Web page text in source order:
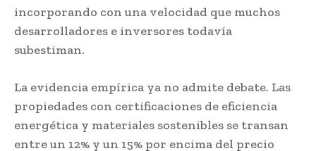
incorporando con una velocidad que muchos
desarrolladores e inversores todavía
subestiman.
La evidencia empírica ya no admite debate. Las
propiedades con certificaciones de eficiencia
energética y materiales sostenibles se transan
entre un 12% y un 15% por encima del precio